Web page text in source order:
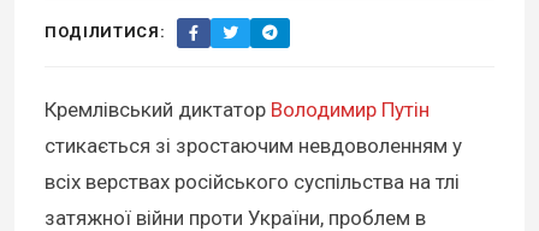
ПОДІЛИТИСЯ:
Кремлівський диктатор Володимир Путін
стикається зі зростаючим невдоволенням у
всіх верствах російського суспільства на тлі
затяжної війни проти України, проблем в